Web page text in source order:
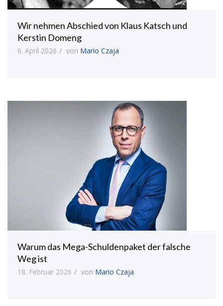
Wir nehmen Abschied von Klaus Katsch und
Kerstin Domeng
6. April 2026 von Mario Czaja
Warum das Mega-Schuldenpaket der falsche
Weg ist
18. Februar 2026 von Mario Czaja